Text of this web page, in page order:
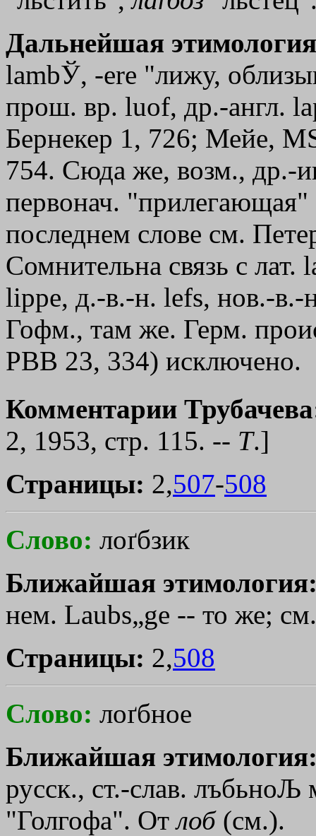
Дальнейшая
lambЎ, -еrе "лижу,
прош. вр. luof, др.-англ.
Бернекер 1, 726; Мейе,
754. Сюда же, возм., др.-
первонач.
последнем слове см.
Сомнительна связь с
liрре, д.-в.-н. lefs, нов.-
Гофм., там же. Герм.
РВВ 23, 334) исключено.
Комментарии
2, 1953, стр. 115. -- Т.]
Страницы: 2,507-508
Слово: лоґбзик
Ближайшая
нем. Laubs„ge -- то же;
Страницы: 2,508
Слово: лоґбное
Ближайшая
русск., ст.-слав. лъбьноЉ
"Голгофа". Отлоб(см.).